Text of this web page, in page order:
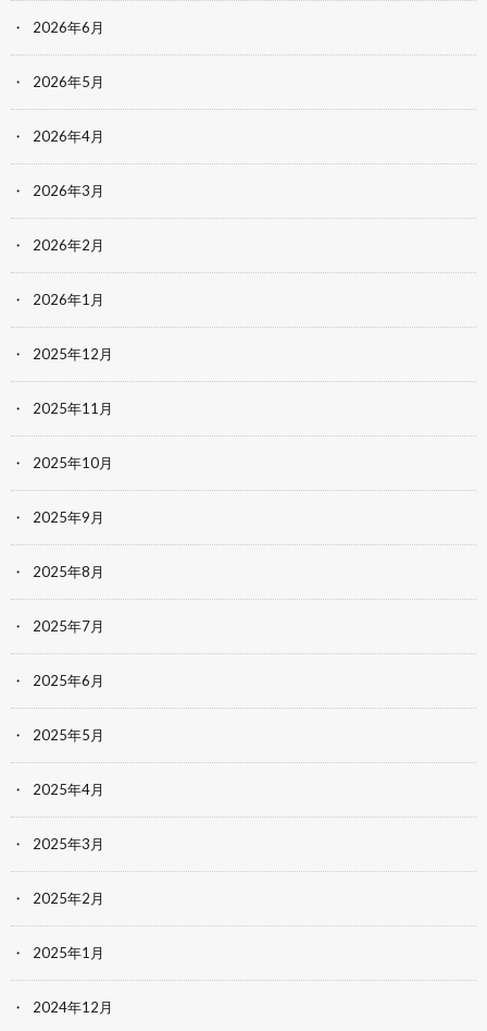
2026年6月
2026年5月
2026年4月
2026年3月
2026年2月
2026年1月
2025年12月
2025年11月
2025年10月
2025年9月
2025年8月
2025年7月
2025年6月
2025年5月
2025年4月
2025年3月
2025年2月
2025年1月
2024年12月